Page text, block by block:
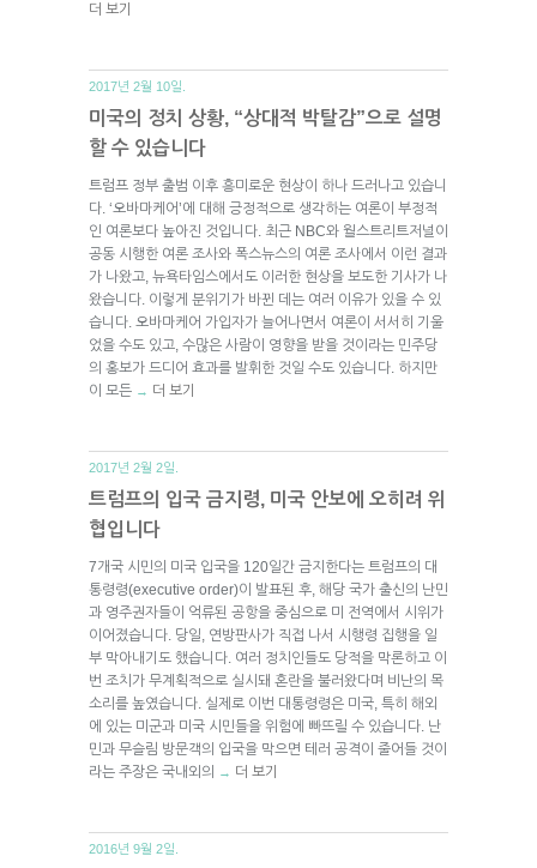
더 보기
2017년 2월 10일.
미국의 정치 상황, “상대적 박탈감”으로 설명
할 수 있습니다
트럼프 정부 출범 이후 흥미로운 현상이 하나 드러나고 있습니
다. ‘오바마케어’에 대해 긍정적으로 생각하는 여론이 부정적
인 여론보다 높아진 것입니다. 최근 NBC와 월스트리트저널이
공동 시행한 여론 조사와 폭스뉴스의 여론 조사에서 이런 결과
가 나왔고, 뉴욕타임스에서도 이러한 현상을 보도한 기사가 나
왔습니다. 이렇게 분위기가 바뀐 데는 여러 이유가 있을 수 있
습니다. 오바마케어 가입자가 늘어나면서 여론이 서서히 기울
었을 수도 있고, 수많은 사람이 영향을 받을 것이라는 민주당
의 홍보가 드디어 효과를 발휘한 것일 수도 있습니다. 하지만
이 모든 → 더 보기
2017년 2월 2일.
트럼프의 입국 금지령, 미국 안보에 오히려 위
협입니다
7개국 시민의 미국 입국을 120일간 금지한다는 트럼프의 대
통령령(executive order)이 발표된 후, 해당 국가 출신의 난민
과 영주권자들이 억류된 공항을 중심으로 미 전역에서 시위가
이어졌습니다. 당일, 연방판사가 직접 나서 시행령 집행을 일
부 막아내기도 했습니다. 여러 정치인들도 당적을 막론하고 이
번 조치가 무계획적으로 실시돼 혼란을 불러왔다며 비난의 목
소리를 높였습니다. 실제로 이번 대통령령은 미국, 특히 해외
에 있는 미군과 미국 시민들을 위험에 빠뜨릴 수 있습니다. 난
민과 무슬림 방문객의 입국을 막으면 테러 공격이 줄어들 것이
라는 주장은 국내외의
→ 더 보기
2016년 9월 2일.